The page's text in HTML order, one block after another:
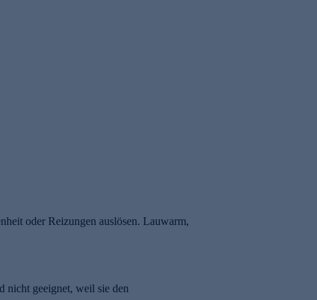
oder Reizungen auslösen. Lauwarm,
nicht geeignet, weil sie den